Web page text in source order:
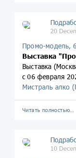
20
Промо-модель,
Выставка
Выставка
с 06 февраля
Мистраль алко
Читать полностью…
10